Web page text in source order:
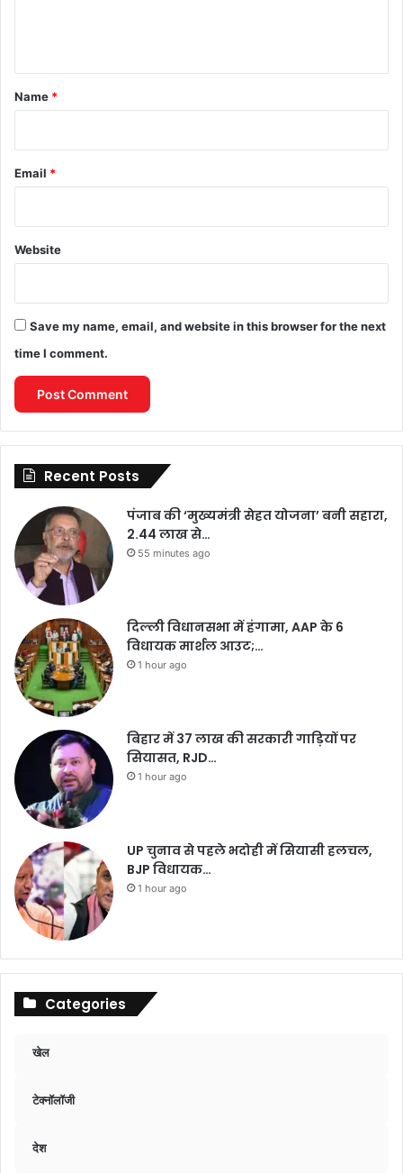
*
Name *
Email *
Website
Save my name, email, and website in this browser for the next
time I comment.
Recent Posts
पंजाब की ‘मुख्यमंत्री सेहत योजना’ बनी सहारा,
2.44 लाख से…
55 minutes ago
दिल्ली विधानसभा में हंगामा, AAP के 6
विधायक मार्शल आउट;…
1 hour ago
बिहार में 37 लाख की सरकारी गाड़ियों पर
सियासत, RJD…
1 hour ago
UP चुनाव से पहले भदोही में सियासी हलचल,
BJP विधायक…
1 hour ago
Categories
खेल
टेक्नॉलॉजी
देश